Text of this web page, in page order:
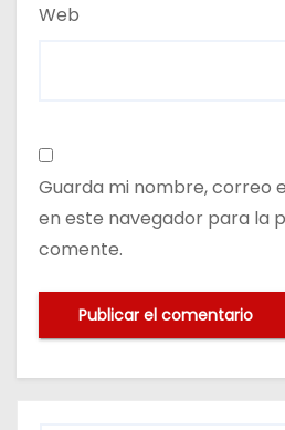
Web
Guarda mi nombre, correo
en este navegador para la
comente.